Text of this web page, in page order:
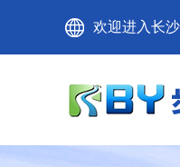
欢迎进入长